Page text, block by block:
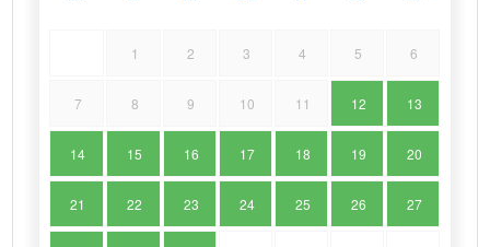
1 2 3 4 5 6
7 8 9 10 11 12 13
14 15 16 17 18 19 20
21 22 23 24 25 26 27